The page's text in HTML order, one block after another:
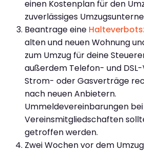
einen Kostenplan für den
zuverlässiges
Beantrage eine
alten und neuen Wohnung
zum Umzug für deine
außerdem Telefon- und
Strom- oder Gasverträge
nach neuen Anbietern.
Ummeldevereinbarungen bei
Vereinsmitgliedschaften
getroffen werden.
Zwei Wochen vor dem